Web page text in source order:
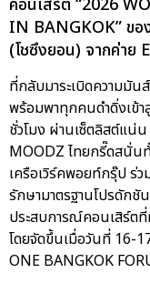
คอนเสิร์ต “2026
IN BANGKOK” ขอ
(โชซึงยอน) จากค่า
ที่กลับมาระเบิดความมั
พร้อมพาทุกคนดำดิ่งเข้า
ชั่วโมง ผ่านเซ็ตลิสต์แน่
MOODZ ไทยกรี๊ดสนั่น
เครือเวิร์คพอยท์กรุ๊ป ร่
รักษามาตรฐานโปรดักชั
ประสบการณ์คอนเสิร์ต
โดยจัดขึ้นเมื่อวันที่ 16-
ONE BANGKOK